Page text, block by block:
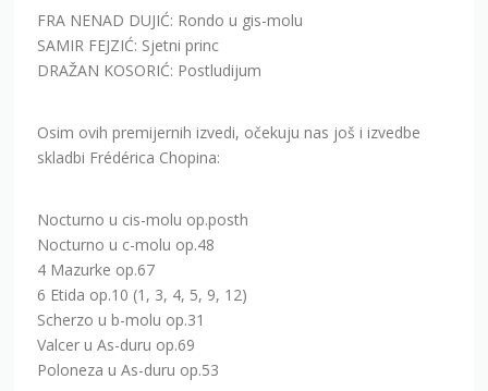
FRA NENAD DUJIĆ: Rondo u gis-molu
SAMIR FEJZIĆ: Sjetni princ
DRAŽAN KOSORIĆ: Postludijum
Osim ovih premijernih izvedi, očekuju nas još i izvedbe
skladbi Frédérica Chopina:
Nocturno u cis-molu op.posth
Nocturno u c-molu op.48
4 Mazurke op.67
6 Etida op.10 (1, 3, 4, 5, 9, 12)
Scherzo u b-molu op.31
Valcer u As-duru op.69
Poloneza u As-duru op.53